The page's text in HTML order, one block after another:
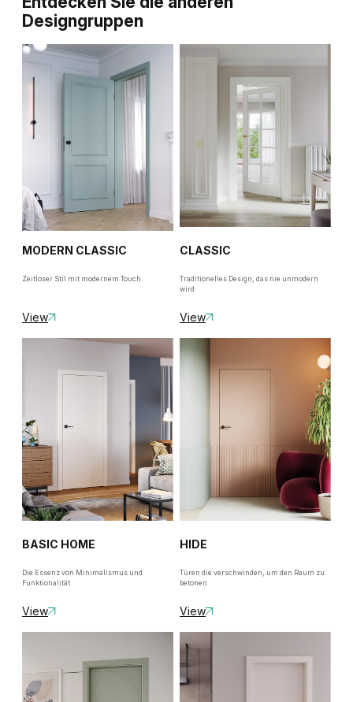
Designgruppen
MODERN CLASSIC
Zeitloser Stil mit modernem Touch
View
CLASSIC
Traditionelles Design, das nie unmodern
wird
View
BASIC HOME
Die Essenz von Minimalismus und
Funktionalität
View
HIDE
Türen die verschwinden, um den Raum zu
betonen
View